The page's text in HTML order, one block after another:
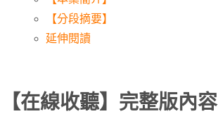
【分段摘要】
延伸閱讀
【在線收聽】完整版內容